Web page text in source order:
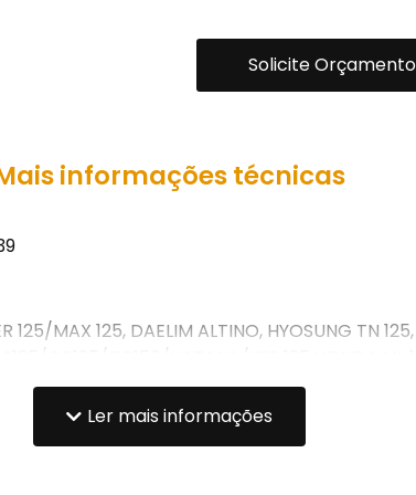
Solicite Orçamento
informações técnicas
MAX 125, DAELIM ALTINO, HYOSUNG TN 125,
CG 125 FAN/CG TITAN, GARINI GR 125/GR
RX 180/YBR 125, TRAXX WORK 125, MVK
Ler mais informações